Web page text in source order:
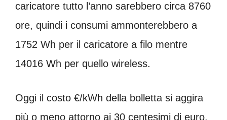
caricatore tutto l’anno sarebbero circa 8760
ore, quindi i consumi ammonterebbero a
1752 Wh per il caricatore a filo mentre
14016 Wh per quello wireless.
Oggi il costo €/kWh della bolletta si aggira
più o meno attorno ai 30 centesimi di euro.